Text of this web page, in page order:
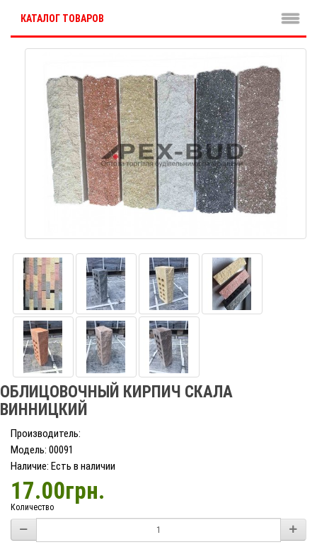
КАТАЛОГ ТОВАРОВ
ОБЛИЦОВОЧНЫЙ КИРПИЧ СКАЛА
ВИННИЦКИЙ
Производитель:
Модель: 00091
Наличие: Есть в наличии
17.00грн.
Количество